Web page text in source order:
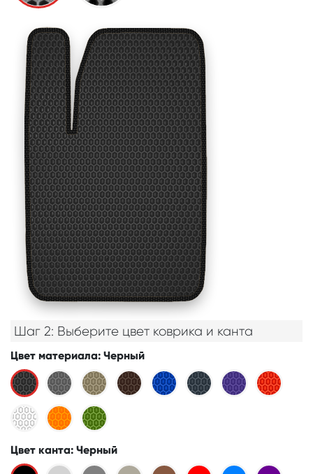
Шаг 2: Выберите цвет коврика и канта
Цвет материала: Черный
Цвет канта: Черный